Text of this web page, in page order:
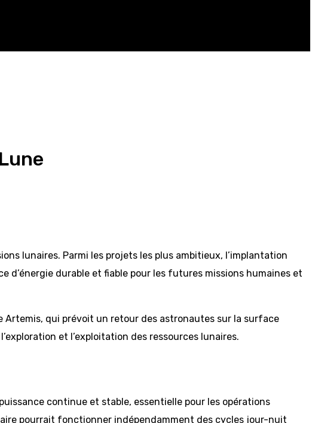
lunaires. Parmi les projets les plus ambitieux, l’implantation
durable et fiable pour les futures missions humaines et
Artemis, qui prévoit un retour des astronautes sur la surface
et l’exploitation des ressources lunaires.
continue et stable, essentielle pour les opérations
pourrait fonctionner indépendamment des cycles jour-nuit